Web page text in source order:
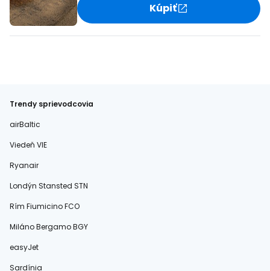
Kúpiť
Trendy sprievodcovia
airBaltic
Viedeň VIE
Ryanair
Londýn Stansted STN
Rím Fiumicino FCO
Miláno Bergamo BGY
easyJet
Sardínia